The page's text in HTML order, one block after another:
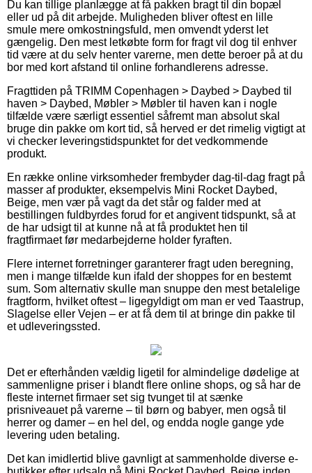
Du kan tillige planlægge at få pakken bragt til din bopæl
eller ud på dit arbejde. Muligheden bliver oftest en lille
smule mere omkostningsfuld, men omvendt yderst let
gængelig. Den mest letkøbte form for fragt vil dog til enhver
tid være at du selv henter varerne, men dette beroer på at du
bor med kort afstand til online forhandlerens adresse.
Fragttiden på TRIMM Copenhagen > Daybed > Daybed til
haven > Daybed, Møbler > Møbler til haven kan i nogle
tilfælde være særligt essentiel såfremt man absolut skal
bruge din pakke om kort tid, så herved er det rimelig vigtigt at
vi checker leveringstidspunktet for det vedkommende
produkt.
En række online virksomheder frembyder dag-til-dag fragt på
masser af produkter, eksempelvis Mini Rocket Daybed,
Beige, men vær på vagt da det står og falder med at
bestillingen fuldbyrdes forud for et angivent tidspunkt, så at
de har udsigt til at kunne nå at få produktet hen til
fragtfirmaet før medarbejderne holder fyraften.
Flere internet forretninger garanterer fragt uden beregning,
men i mange tilfælde kun ifald der shoppes for en bestemt
sum. Som alternativ skulle man snuppe den mest betalelige
fragtform, hvilket oftest – ligegyldigt om man er ved Taastrup,
Slagelse eller Vejen – er at få dem til at bringe din pakke til
et udleveringssted.
Det er efterhånden vældig ligetil for almindelige dødelige at
sammenligne priser i blandt flere online shops, og så har de
fleste internet firmaer set sig tvunget til at sænke
prisniveauet på varerne – til børn og babyer, men også til
herrer og damer – en hel del, og endda nogle gange yde
levering uden betaling.
Det kan imidlertid blive gavnligt at sammenholde diverse e-